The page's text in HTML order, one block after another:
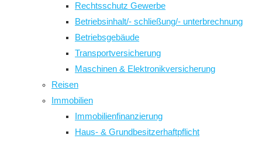
Rechtsschutz Gewerbe
Betriebsinhalt/- schließung/- unterbrechnung
Betriebsgebäude
Transportversicherung
Maschinen & Elektronikversicherung
Reisen
Immobilien
Immobilienfinanzierung
Haus- & Grundbesitzerhaftpflicht